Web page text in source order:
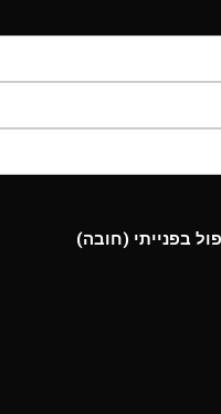
בפנייתי (חובה)